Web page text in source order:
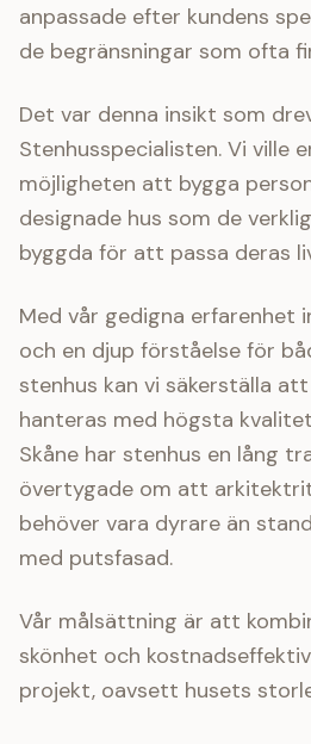
anpassade efter kundens
de begränsningar som ofta
Det var denna insikt som
Stenhusspecialisten. Vi ville
möjligheten att bygga
designade hus som de
byggda för att passa deras
Med vår gedigna erfarenhet
och en djup förståelse för
stenhus kan vi säkerställa
hanteras med högsta
Skåne har stenhus en lång
övertygade om att
behöver vara dyrare än
med putsfasad.
Vår målsättning är att
skönhet och
projekt, oavsett husets